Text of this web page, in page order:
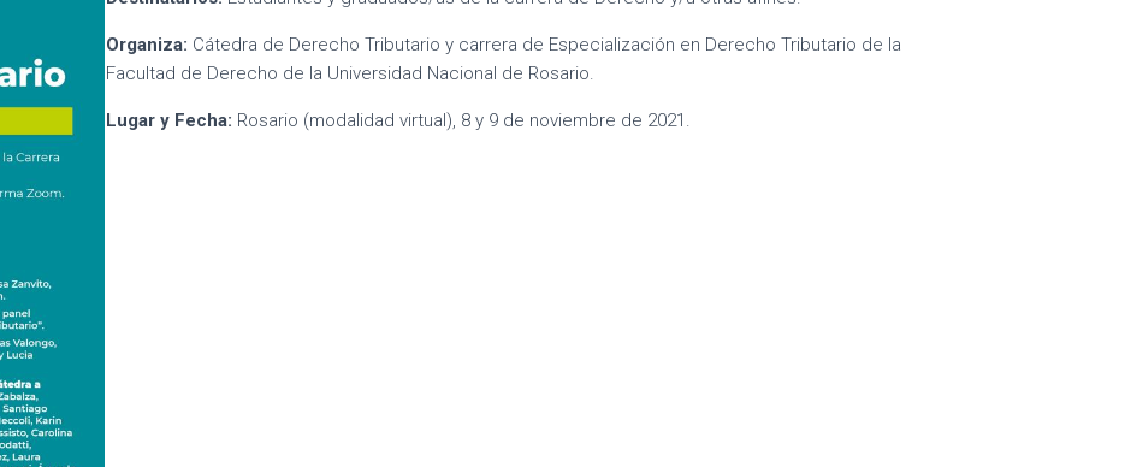
Organiza: Cátedra de Derecho Tributario y carrera de Especialización en Derecho Tributario de la
Facultad de Derecho de la Universidad Nacional de Rosario.
Lugar y Fecha: Rosario (modalidad virtual), 8 y 9 de noviembre de 2021.